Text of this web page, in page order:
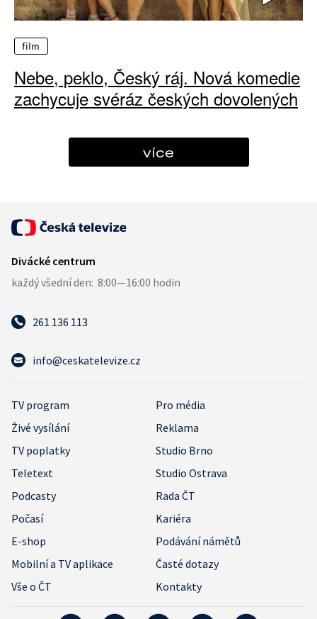
film
Nebe, peklo, Český ráj. Nová komedie
zachycuje svéráz českých dovolených
více
261 136 113
info@ceskatelevize.cz
TV program
Pro média
Živé vysílání
Reklama
TV poplatky
Studio Brno
Teletext
Studio Ostrava
Podcasty
Rada ČT
Počasí
Kariéra
E-shop
Podávání námětů
Mobilní a TV aplikace
Časté dotazy
Vše o ČT
Kontakty